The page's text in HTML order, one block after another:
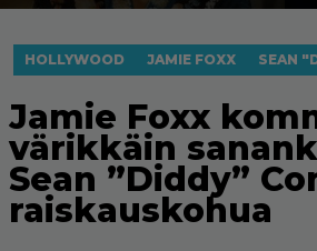
HOLLYWOOD JAMIE FOXX SEAN
Jamie Foxx
värikkäin
Sean ”Diddy”
raiskauskohua